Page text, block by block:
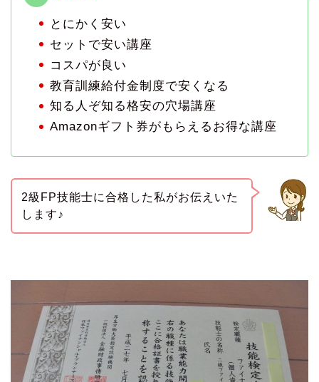
とにかく安い
セットで安い講座
コスパが良い
教育訓練給付金制度で安くなる
知る人ぞ知る格安の穴場講座
Amazonギフト券がもらえるお得な講座
2級FP技能士に合格した私がお伝えいた
します♪